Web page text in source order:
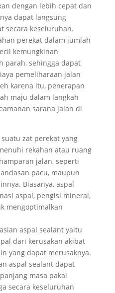
dengan lebih cepat dan
dapat langsung
secara keseluruhan.
perekat dalam jumlah
kemungkinan
parah, sehingga dapat
pemeliharaan jalan
karena itu, penerapan
maju dalam langkah
sarana jalan di
zat perekat yang
rekahan atau ruang
jalan, seperti
pacu, maupun
Biasanya, aspal
aspal, pengisi mineral,
mengoptimalkan
aspal sealant yaitu
dari kerusakan akibat
yang dapat merusaknya.
aspal sealant dapat
masa pakai
secara keseluruhan